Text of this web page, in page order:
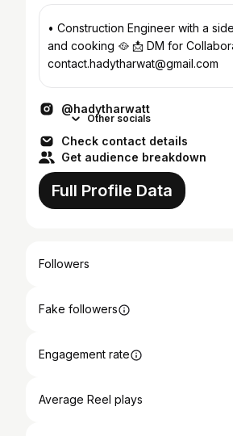
• Construction Engineer with a
and cooking 🥘 📩 DM for
contact.hadytharwat@gmail.com
@hadytharwatt
Other socials
Check contact details
Get audience breakdown
Full Profile Data
Followers
Fake followers
Engagement rate
Average Reel plays